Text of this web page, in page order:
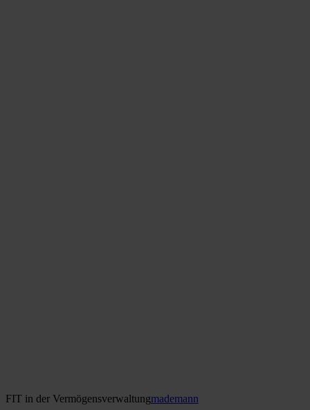
FIT in der Vermögensverwaltungmademann